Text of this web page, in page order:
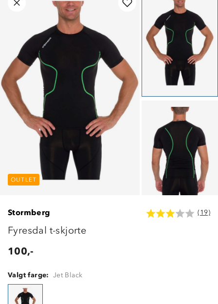
OUTLET OUTLET
OUTLET
Stormberg (19)
Fyresdal t-skjorte
100,-
Valgt farge: Jet Black